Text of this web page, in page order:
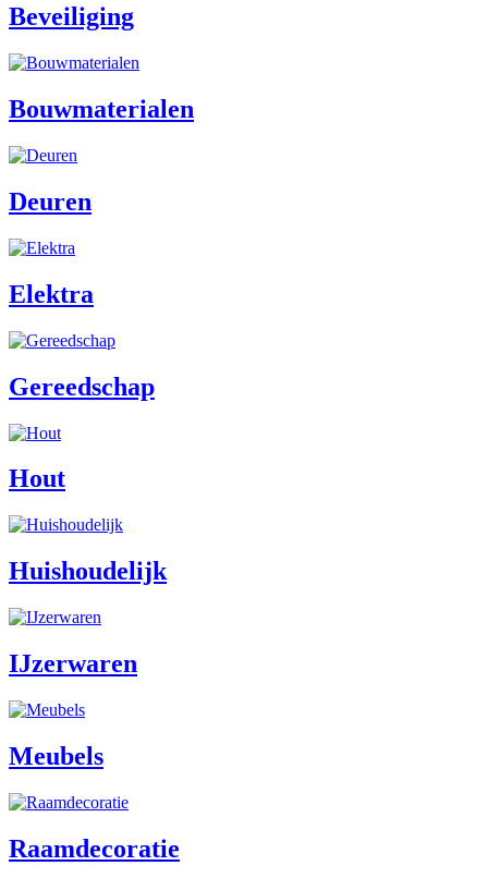
Beveiliging
Bouwmaterialen
Deuren
Elektra
Gereedschap
Hout
Huishoudelijk
IJzerwaren
Meubels
Raamdecoratie